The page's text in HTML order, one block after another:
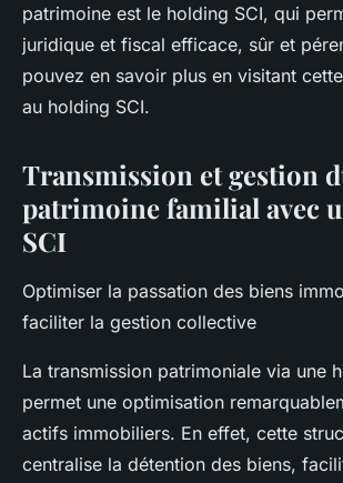
patrimoine est le holding SCI, qui
juridique et fiscal efficace, sûr et
pouvez en savoir plus en visitant
au holding SCI.
Transmission et gestion
patrimoine familial avec
SCI
Optimiser la passation des biens
faciliter la gestion collective
La transmission patrimoniale via une
permet une optimisation
actifs immobiliers. En effet, cette
centralise la détention des biens,